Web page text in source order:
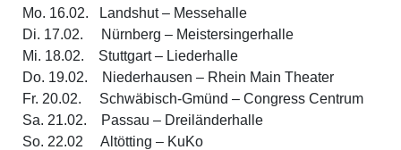
Mo. 16.02. Landshut – Messehalle
Di. 17.02. Nürnberg – Meistersingerhalle
Mi. 18.02. Stuttgart – Liederhalle
Do. 19.02. Niederhausen – Rhein Main Theater
Fr. 20.02. Schwäbisch-Gmünd – Congress Centrum
Sa. 21.02. Passau – Dreiländerhalle
So. 22.02 Altötting – KuKo